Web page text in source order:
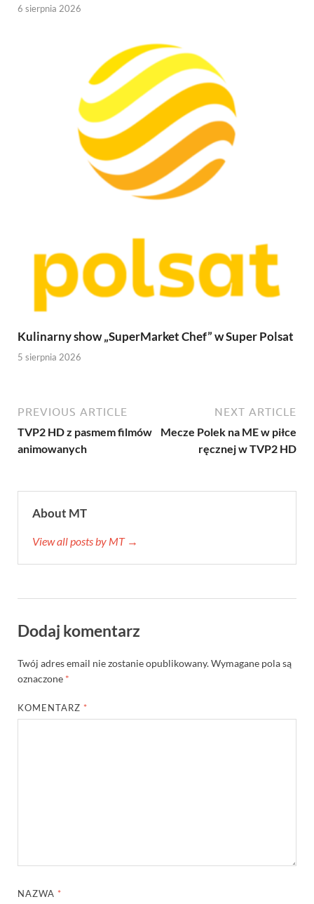
6 sierpnia 2026
Kulinarny show „SuperMarket Chef” w Super Polsat
5 sierpnia 2026
PREVIOUS ARTICLE
TVP2 HD z pasmem filmów
animowanych
NEXT ARTICLE
Mecze Polek na ME w piłce
ręcznej w TVP2 HD
About MT
View all posts by MT →
Dodaj komentarz
Twój adres email nie zostanie opublikowany.Wymagane pola są
oznaczone *
KOMENTARZ *
NAZWA *